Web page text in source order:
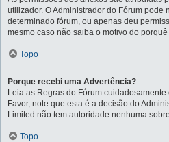
utilizador. O Administrador do Fórum pode
determinado fórum, ou apenas deu
mesmo caso não saiba o motivo do
Topo
Porque recebi uma Advertência?
Leia as Regras do Fórum
Favor, note que esta é a decisão do
Limited não tem autoridade nenhuma
Topo